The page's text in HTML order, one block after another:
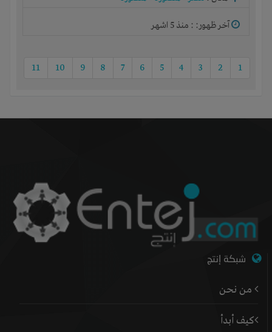
آخر ظهور: : منذ 5 اشهر
1
2
3
4
5
6
7
8
9
10
11
شبكة إنتج
من نحن
كيف أبدأ